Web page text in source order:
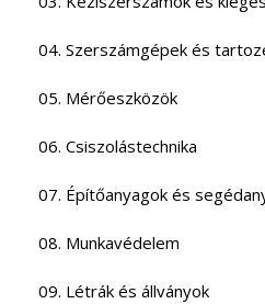
04. Szerszámgépek és
05. Mérőeszközök
06. Csiszolástechnika
07. Építőanyagok és
08. Munkavédelem
09. Létrák és állványok